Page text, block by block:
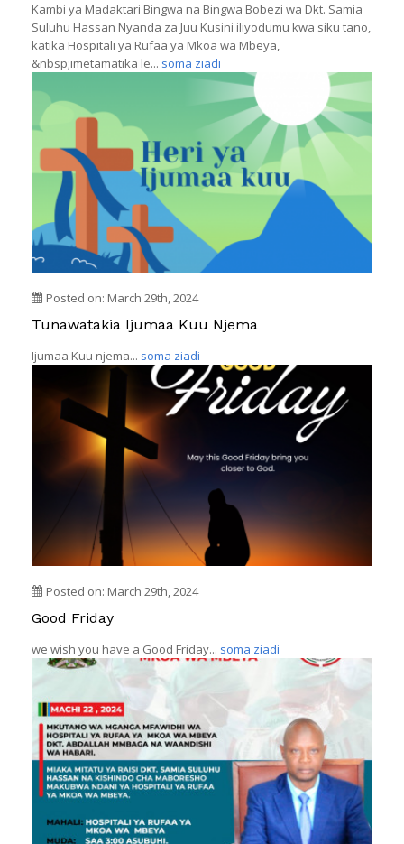
Kambi ya Madaktari Bingwa na Bingwa Bobezi wa Dkt. Samia
Suluhu Hassan Nyanda za Juu Kusini iliyodumu kwa siku tano,
katika Hospitali ya Rufaa ya Mkoa wa Mbeya,
&nbsp;imetamatika le... soma ziadi
Posted on: March 29th, 2024
Tunawatakia Ijumaa Kuu Njema
Ijumaa Kuu njema... soma ziadi
Posted on: March 29th, 2024
Good Friday
we wish you have a Good Friday... soma ziadi